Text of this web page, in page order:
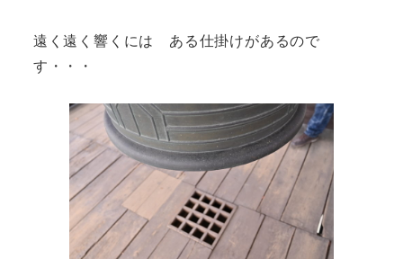
遠く遠く響くには ある仕掛けがあるので
す・・・